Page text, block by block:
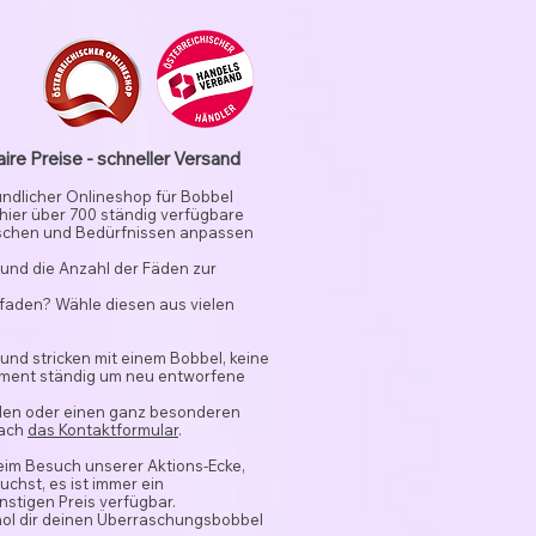
Preise - schneller Versand
Onlineshop für Bobbel
über 700 ständig verfügbare
und Bedürfnissen anpassen
die Anzahl der Fäden zur
Wähle diesen aus vielen
stricken mit einem Bobbel, keine
ständig um neu entworfene
oder einen ganz besonderen
das Kontaktformular.
Besuch unserer Aktions-Ecke,
es ist immer ein
Preis verfügbar.
dir deinen Überraschungsbobbel